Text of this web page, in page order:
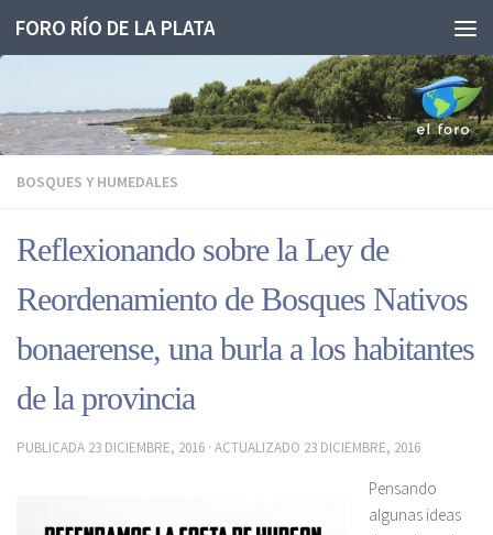
Saltar al contenido
FORO RÍO DE LA PLATA
BOSQUES Y HUMEDALES
Reflexionando sobre la Ley de
Reordenamiento de Bosques Nativos
bonaerense, una burla a los habitantes
de la provincia
PUBLICADA 23 DICIEMBRE, 2016 · ACTUALIZADO 23 DICIEMBRE, 2016
Pensando
algunas ideas